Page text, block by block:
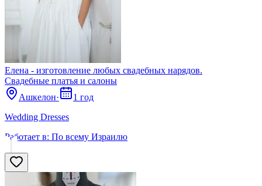
Елена - изготовление любых свадебных нарядов.
Свадебные платья и салоны
Ашкелон·
1 год
Wedding Dresses
Работает в: По всему Израилю